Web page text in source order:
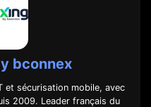
bconnex
et sécurisation mobile, avec
2009. Leader français du